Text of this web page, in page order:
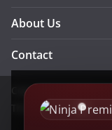
About Us
Contact
Copyright © 2026
Theme:ColorMag Pro